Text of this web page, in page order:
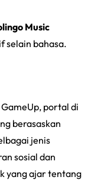
Music
selain bahasa.
portal di
berasaskan
jenis
sosial dan
yang ajar tentang